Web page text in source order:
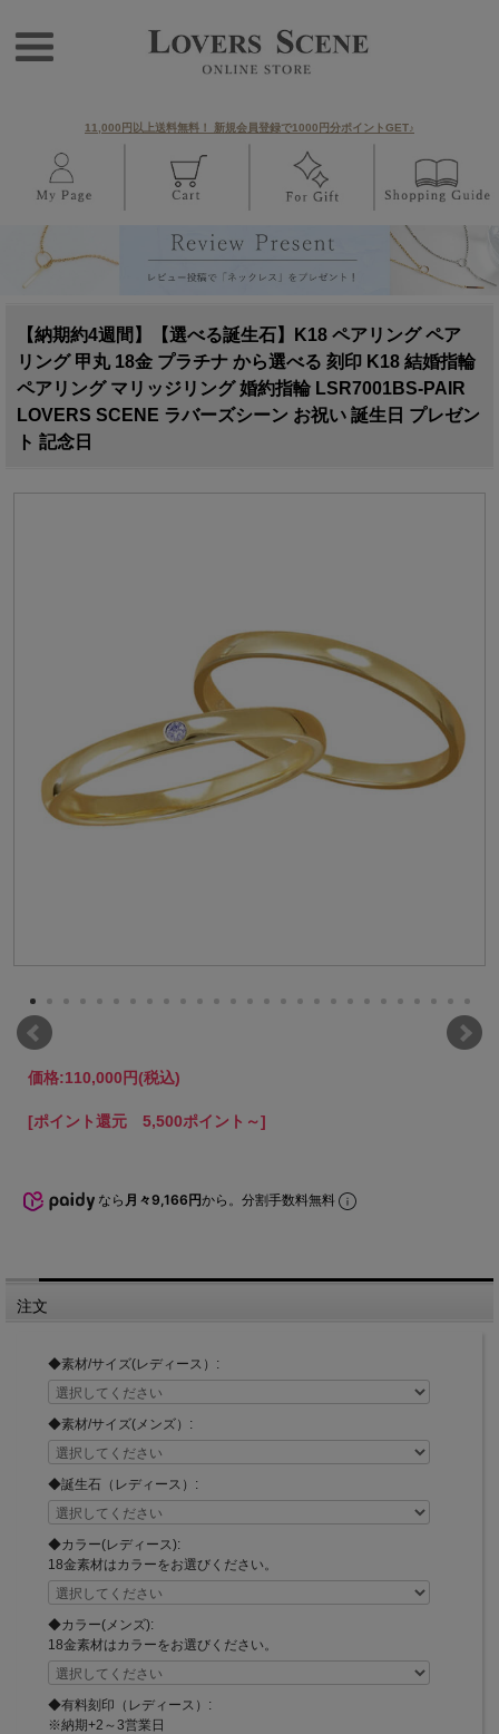
11,000円以上送料無料！ 新規会員登録で1000円分ポイントGET♪
【納期約4週間】【選べる誕生石】K18 ペアリング ペア
リング 甲丸 18金 プラチナ から選べる 刻印 K18 結婚指輪
ペアリング マリッジリング 婚約指輪 LSR7001BS-PAIR
LOVERS SCENE ラバーズシーン お祝い 誕生日 プレゼン
ト 記念日
価格:110,000円(税込)
[ポイント還元 5,500ポイント～]
なら 月々9,166円から。分割手数料無料
注文
◆素材/サイズ(レディース）:
◆素材/サイズ(メンズ）:
◆誕生石（レディース）:
◆カラー(レディース):
18金素材はカラーをお選びください。
◆カラー(メンズ):
18金素材はカラーをお選びください。
◆有料刻印（レディース）:
※納期+2～3営業日